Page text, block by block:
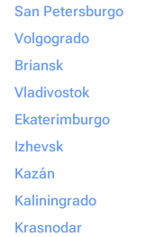
San Petersburgo
Volgogrado
Briansk
Vladivostok
Ekaterimburgo
Izhevsk
Kazán
Kaliningrado
Krasnodar